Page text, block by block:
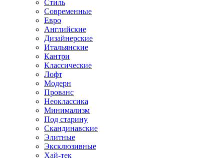
Стиль
Современные
Евро
Английские
Дизайнерские
Итальянские
Кантри
Классические
Лофт
Модерн
Прованс
Неоклассика
Минимализм
Под старину
Скандинавские
Элитные
Эксклюзивные
Хай-тек